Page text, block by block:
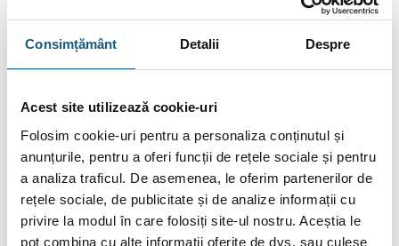
Consimțământ Detalii Despre
Acest site utilizează cookie-uri
Folosim cookie-uri pentru a personaliza conținutul și
anunțurile, pentru a oferi funcții de rețele sociale și pentru
a analiza traficul. De asemenea, le oferim partenerilor de
rețele sociale, de publicitate și de analize informații cu
privire la modul în care folosiți site-ul nostru. Aceștia le
pot combina cu alte informații oferite de dvs. sau culese
RECENZII (0)
Aparat sudura electrofuziune Elektra Light d.
max 160mm scaner
Elektra Light este un aparat de sudura universal adecvat
sudarii fitingurilor pentru retele de gaz, apa si instalatii
antiincendiu cu sprinkler ( fitinguri din HDPE, PP, PPR de 8 – 48